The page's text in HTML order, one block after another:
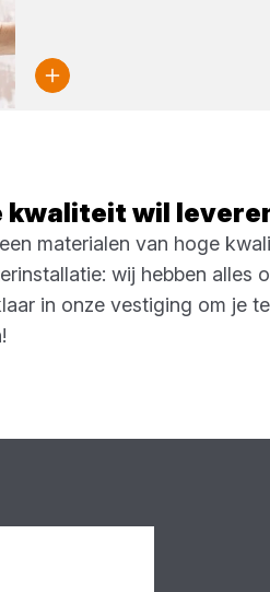
kwaliteit wil
materialen van hoge
wij hebben alles
in onze vestiging om je